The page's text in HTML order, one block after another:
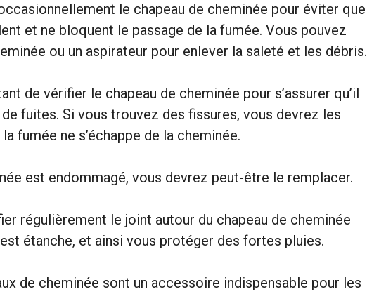
le chapeau de cheminée pour éviter que
et ne bloquent le passage de la fumée. Vous pouvez
ou un aspirateur pour enlever la saleté et les débris.
de vérifier le chapeau de cheminée pour s’assurer qu’il
de fuites. Si vous trouvez des fissures, vous devrez les
fumée ne s’échappe de la cheminée.
est endommagé, vous devrez peut-être le remplacer.
régulièrement le joint autour du chapeau de cheminée
étanche, et ainsi vous protéger des fortes pluies.
de cheminée sont un accessoire indispensable pour les